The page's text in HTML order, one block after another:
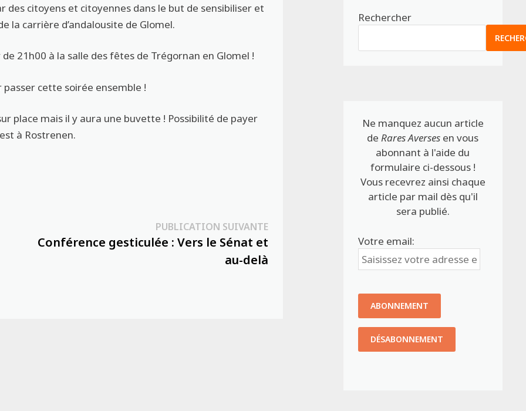
des citoyens et citoyennes dans le but de sensibiliser et
la carrière d’andalousite de Glomel.
21h00 à la salle des fêtes de Trégornan en Glomel !
cette soirée ensemble !
place mais il y aura une buvette ! Possibilité de payer
à Rostrenen.
PUBLICATION SUIVANTEPublication
suivante :
Conférence gesticulée : Vers le Sénat et
au-delà
Rechercher
Ne manquez aucun article
deRares Averses en vous
abonnant à l'aide du
formulaire ci-dessous !
Vous recevrez ainsi chaque
article par mail dès qu'il
sera publié.
Votre email: